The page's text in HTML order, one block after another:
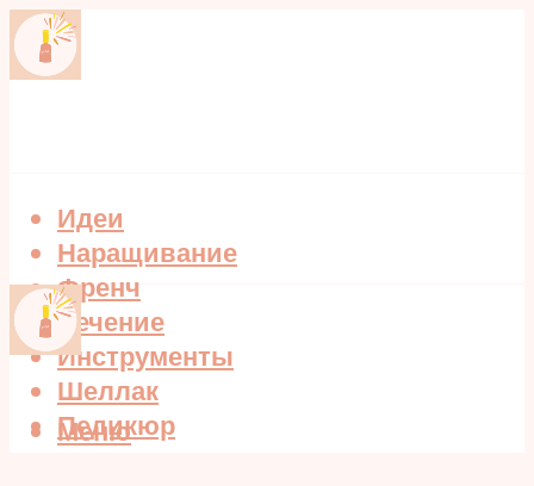
Идеи
Наращивание
Френч
Лечение
Инструменты
Шеллак
Педикюр
Меню